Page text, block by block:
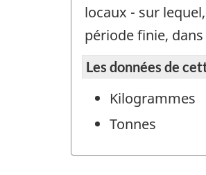
locaux - sur
période finie,
Les données de
Kilogrammes
Tonnes